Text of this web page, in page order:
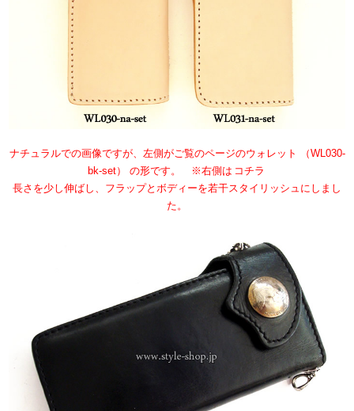
ナチュラルでの画像ですが、左側がご覧のページのウォレット （WL030-
bk-set） の形です。 ※右側は コチラ
長さを少し伸ばし、フラップとボディーを若干スタイリッシュにしまし
た。